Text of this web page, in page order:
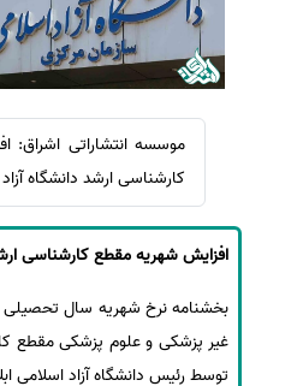
ترجمه عربی به فارسی
مشاهده همه زبان ها
سفارش ویرایش
سفارش پارافریز
سفارش کاهش کمیت
سفارش معرفی مجله
سفارش معرفی مقاله
سفارش معرفی کتاب
سفارش چکیده مبسوط
سفارش ترجمه مولتی‌مدیا
سفارش گویندگی
موسسه انتشاراتی اشراق:
کارشناسی ارشد دانشگاه آزاد
افزایش شهریه مقطع کارشناسی ارشد
غیر پزشکی و علوم پزشکی مقطع
توسط رئیس دانشگاه آزاد اسلامی